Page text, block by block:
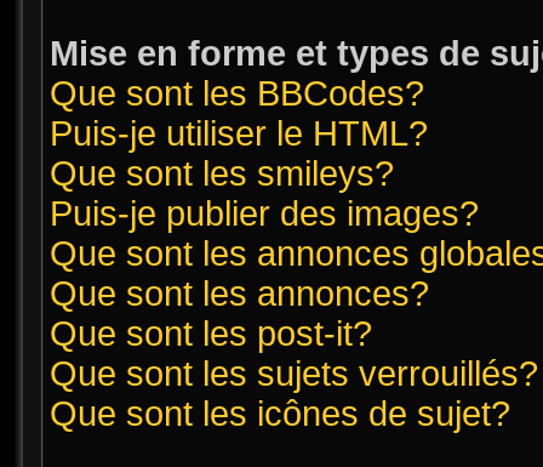
Mise en forme et types de
Que sont les BBCodes?
Puis-je utiliser le HTML?
Que sont les smileys?
Puis-je publier des images?
Que sont les annonces
Que sont les annonces?
Que sont les post-it?
Que sont les sujets verrouillés?
Que sont les icônes de sujet?